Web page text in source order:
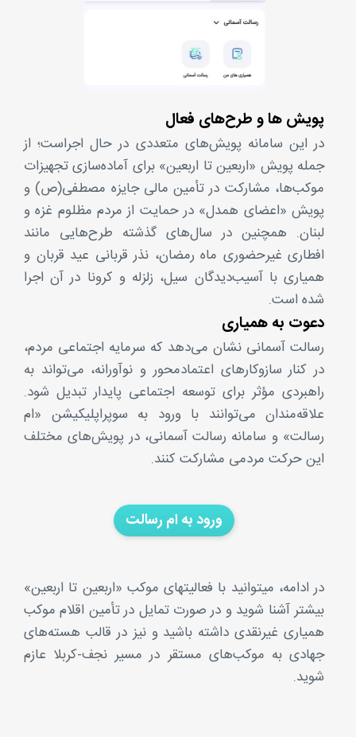
پویش ها و طرح‌های فعال
در این سامانه پویش‌های متعددی در حال اجراست؛ از
جمله پویش «اربعین تا اربعین» برای آماده‌سازی تجهیزات
موکب‌ها، مشارکت در تأمین مالی جایزه مصطفی(ص) و
پویش «اعضای همدل» در حمایت از مردم مظلوم غزه و
لبنان. همچنین در سال‌های گذشته طرح‌هایی مانند
افطاری غیرحضوری ماه رمضان، نذر قربانی عید قربان و
همیاری با آسیب‌دیدگان سیل، زلزله و کرونا در آن اجرا
شده است.
دعوت به همیاری
رسالت آسمانی نشان می‌دهد که سرمایه اجتماعی مردم،
در کنار سازوکارهای اعتمادمحور و نوآورانه، می‌تواند به
راهبردی مؤثر برای توسعه اجتماعی پایدار تبدیل شود.
علاقه‌مندان می‌توانند با ورود به سوپراپلیکیشن «ام
رسالت» و سامانه رسالت آسمانی، در پویش‌های مختلف
این حرکت مردمی مشارکت کنند.
ورود به ام رسالت
در ادامه، می‎توانید با فعالیت‎های موکب «اربعین تا اربعین»
بیشتر آشنا شوید و در صورت تمایل در تأمین اقلام موکب
همیاری غیرنقدی داشته باشید و نیز در قالب هسته‌های
جهادی به موکب‌های مستقر در مسیر نجف-کربلا عازم
شوید.